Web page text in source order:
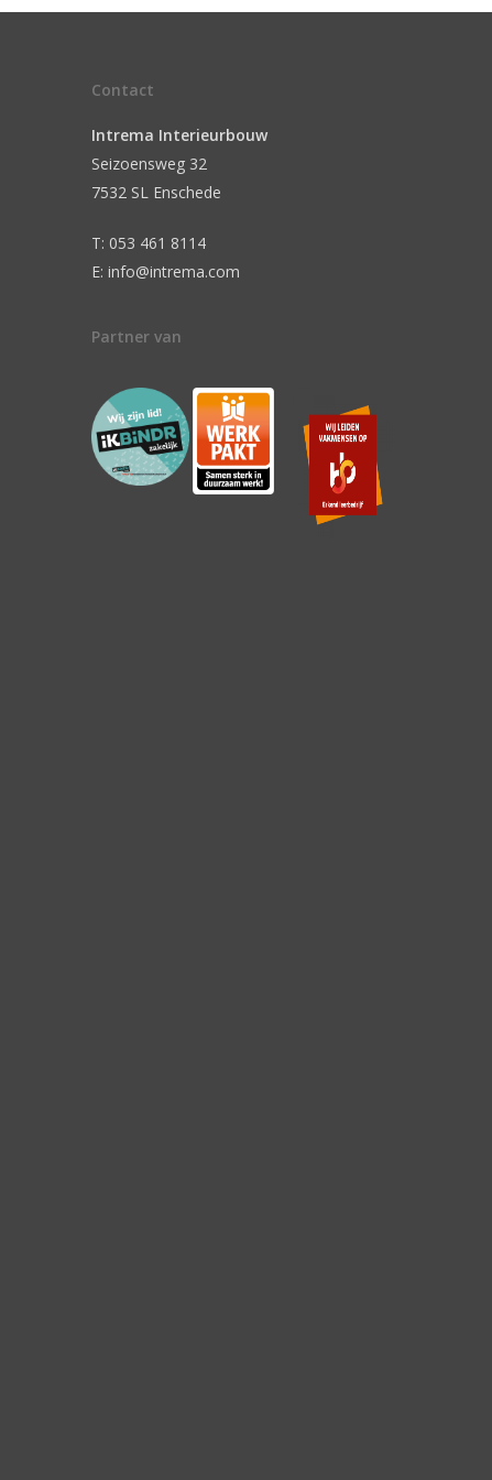
Contact
Intrema Interieurbouw
Seizoensweg 32
7532 SL Enschede
T: 053 461 8114
E: info@intrema.com
Partner van